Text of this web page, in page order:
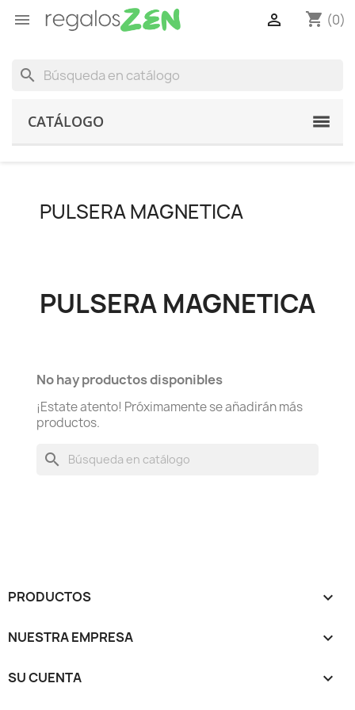
 shopping_cart (0)

search
CATÁLOGO
PULSERA MAGNETICA
PULSERA MAGNETICA
No hay productos disponibles
¡Estate atento! Próximamente se añadirán más
productos.
search
PRODUCTOS 
NUESTRA EMPRESA 
SU CUENTA 